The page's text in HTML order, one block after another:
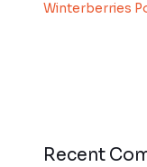
Winterberries
Recent